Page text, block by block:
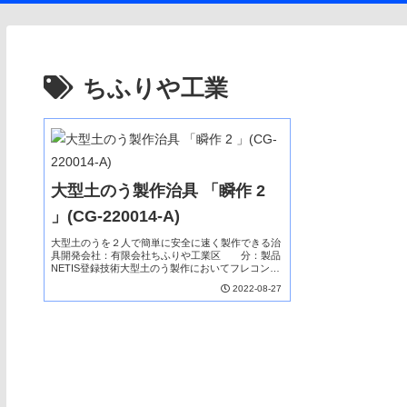
ちふりや工業
大型土のう製作治具 「瞬作 2
」(CG-220014-A)
大型土のうを２人で簡単に安全に速く製作できる治
具開発会社：有限会社ちふりや工業区 分：製品
NETIS登録技術大型土のう製作においてフレコンバ
塊でも引っかかり等がなくスムーズに投入が行え、
2022-08-27